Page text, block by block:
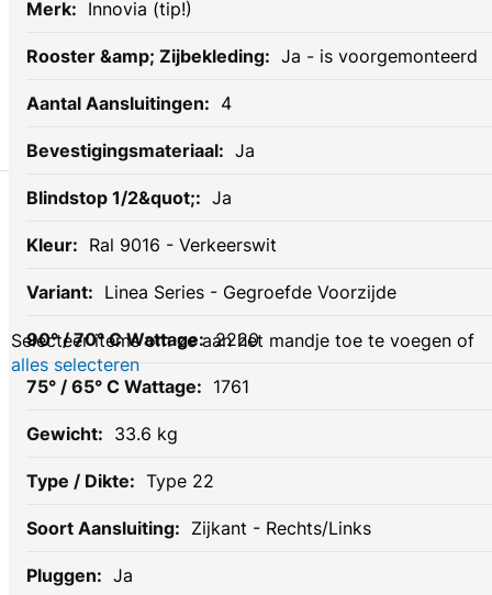
Innovia (tip!)
Ja - is voorgemonteerd
4
Ja
Ja
Ral 9016 - Verkeerswit
Linea Series - Gegroefde Voorzijde
2220
1761
33.6 kg
Type 22
Zijkant - Rechts/Links
Ja
Gerelateerde
producten
Selecteer items om ze aan het mandje toe te voegen of
alles selecteren